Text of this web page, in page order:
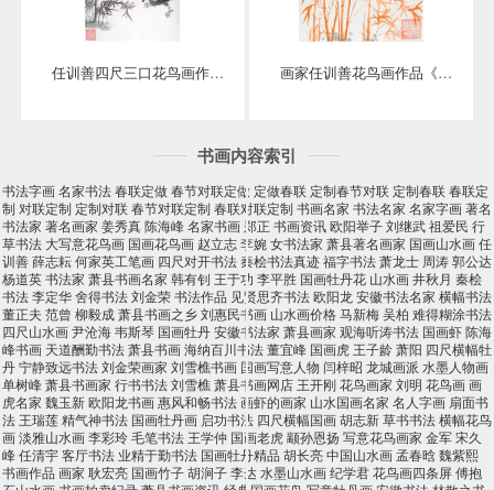
任训善四尺三口花鸟画作品《事事大吉》 画家任训善花鸟画作品《竹报平安》
书画内容索引
书法字画名家书法春联定做春节对联定做 定做春联 定制春节对联 定制春联春联定
制 对联定制 定制对联春节对联定制 春联对联定制 书画名家 书法名家 名家字画著名
书法家 著名画家 姜秀真陈海峰名家书画郑正 书画资讯欧阳举子刘继武祖爱民 行
草书法 大写意花鸟画 国画花鸟画 赵立志李婉 女书法家 萧县著名画家 国画山水画任
训善薛志耘何家英工笔画 四尺对开书法秦桧书法真迹福字书法萧龙士 周涛郭公达
杨道英书法家 萧县书画名家 韩有钊 王于功 李平胜 国画牡丹花 山水画井秋月 秦桧
书法李定华舍得书法刘金荣书法作品 见贤思齐书法欧阳龙安徽书法名家 横幅书法
董正夫 范曾 柳毅成萧县书画之乡刘惠民书画 山水画价格马新梅吴柏 难得糊涂书法
四尺山水画尹沧海韦斯琴 国画牡丹安徽书法家 萧县画家 观海听涛书法 国画虾陈海
峰书画 天道酬勤书法萧县书画海纳百川书法董宜峰 国画虎 王子龄萧阳 四尺横幅牡
丹宁静致远书法刘金荣画家 刘雪樵书画 国画写意人物 闫梓昭 龙城画派 水墨人物画
单树峰萧县书画家 行书书法刘雪樵萧县书画网店 王开刚花鸟画家 刘明 花鸟画画
虎名家 魏玉新欧阳龙书画惠风和畅书法画虾的画家 山水国画名家 名人字画 扇面书
法 王瑞莲精气神书法 国画牡丹画 启功书法 四尺横幅国画胡志新草书书法横幅花鸟
画淡雅山水画李彩玲毛笔书法 王学仲 国画老虎颛孙恩扬 写意花鸟画家 金军宋久
峰任清宇客厅书法业精于勤书法 国画牡丹精品 胡长亮中国山水画孟春晗魏紫熙
书画作品 画家 耿宏亮 国画竹子胡涧子李达水墨山水画纪学君花鸟画四条屏傅抱